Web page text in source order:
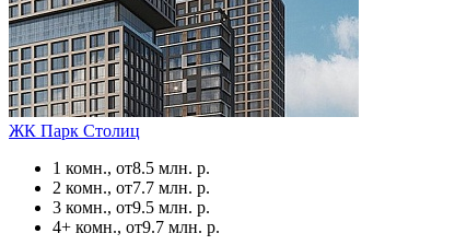
ЖК Парк Столиц
1 комн., от8.5 млн. р.
2 комн., от7.7 млн. р.
3 комн., от9.5 млн. р.
4+ комн., от9.7 млн. р.